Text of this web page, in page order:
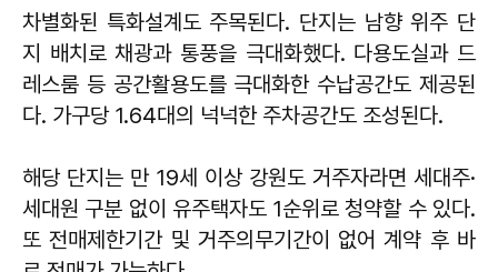
차별화된 특화설계도 주목된다. 단지는 남향 위주 단
지 배치로 채광과 통풍을 극대화했다. 다용도실과 드
레스룸 등 공간활용도를 극대화한 수납공간도 제공된
다. 가구당 1.64대의 넉넉한 주차공간도 조성된다.
해당 단지는 만 19세 이상 강원도 거주자라면 세대주·
세대원 구분 없이 유주택자도 1순위로 청약할 수 있다.
또 전매제한기간 및 거주의무기간이 없어 계약 후 바